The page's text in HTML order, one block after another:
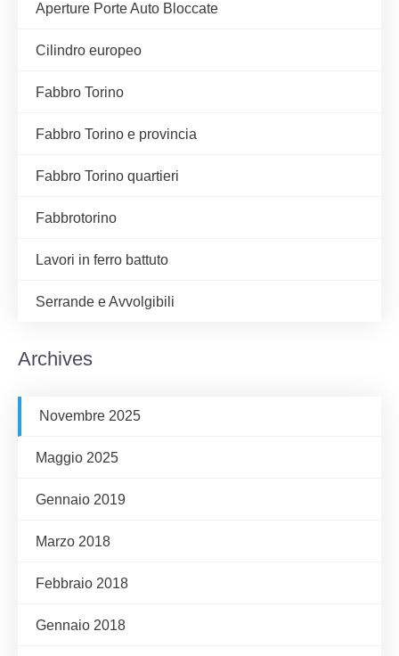
Aperture Porte Auto Bloccate
Cilindro europeo
Fabbro Torino
Fabbro Torino e provincia
Fabbro Torino quartieri
Fabbrotorino
Lavori in ferro battuto
Serrande e Avvolgibili
Archives
Novembre 2025
Maggio 2025
Gennaio 2019
Marzo 2018
Febbraio 2018
Gennaio 2018